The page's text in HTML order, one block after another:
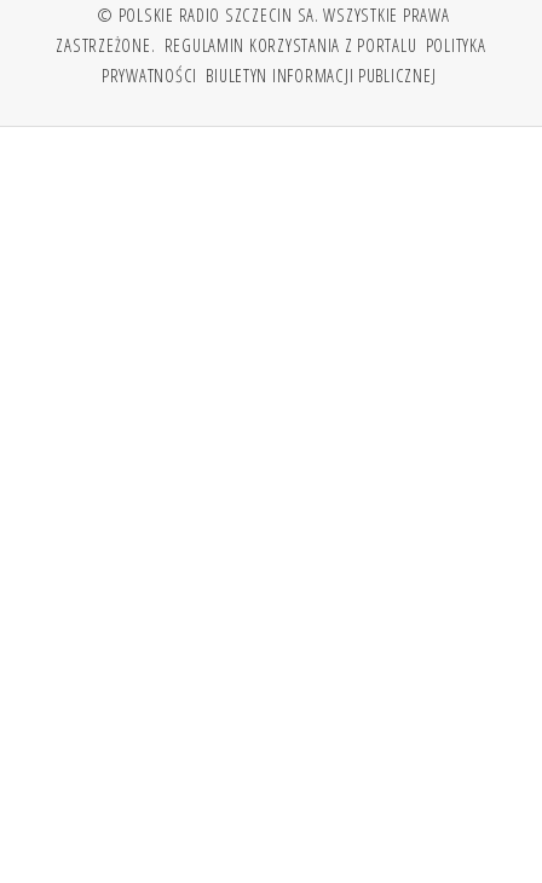
© POLSKIE RADIO SZCZECIN SA. WSZYSTKIE PRAWA
ZASTRZEŻONE. REGULAMIN KORZYSTANIA Z PORTALU POLITYKA
PRYWATNOŚCI BIULETYN INFORMACJI PUBLICZNEJ